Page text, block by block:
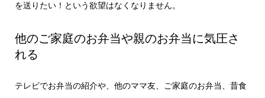
を送りたい！という欲望はなくなりません。
他のご家庭のお弁当や親のお弁当に気圧さ
れる
テレビでお弁当の紹介や、他のママ友、ご家庭のお弁当、昔食